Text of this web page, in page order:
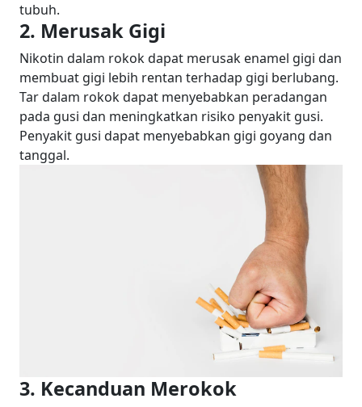
tubuh.
2. Merusak Gigi
Nikotin dalam rokok dapat merusak enamel gigi dan
membuat gigi lebih rentan terhadap gigi berlubang.
Tar dalam rokok dapat menyebabkan peradangan
pada gusi dan meningkatkan risiko penyakit gusi.
Penyakit gusi dapat menyebabkan gigi goyang dan
tanggal.
3. Kecanduan Merokok